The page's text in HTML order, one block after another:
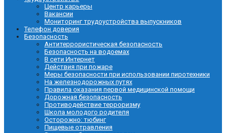
Центр карьеры
Вакансии
Мониторинг трудоустройства выпускников
Телефон доверия
Безопасность
Антитеррористическая безопасность
Безопасность на водоемах
В сети Интернет
Действия при пожаре
Меры безопасности при использовании пиротехники
На железнодорожных путях
Правила оказания первой медицинской помощи
Дорожная безопасность
Противодействие терроризму
Школа молодого родителя
Осторожно: тюбинг
Пищевые отравления